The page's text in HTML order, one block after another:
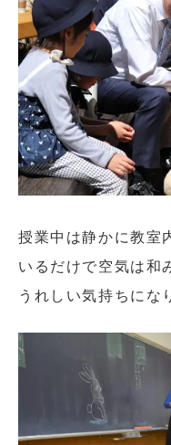
個人情報の取り扱い
サイトポリシー
授業中は静かに教室
いるだけで空気は和
うれしい気持ちにな